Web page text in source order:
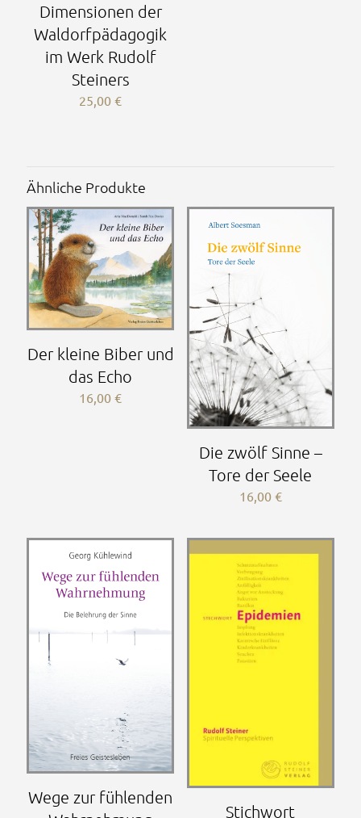
Dimensionen der
Waldorfpädagogik
im Werk Rudolf
Steiners
25,00€
Ähnliche Produkte
Der kleine Biber und
das Echo
16,00€
Die zwölf Sinne –
Tore der Seele
16,00 €
Wege zur fühlenden
Stichwort